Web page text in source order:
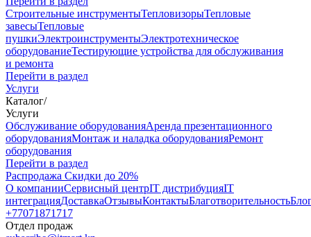
Строительные инструментыТепловизорыТепловые
завесыТепловые
пушкиЭлектроинструментыЭлектротехническое
оборудованиеТестирующие устройства для обслуживания
и ремонта
Перейти в раздел
Услуги
Каталог/
Услуги
Oбслуживание оборудованияАренда презентационного
оборудованияМонтаж и наладка оборудованияРемонт
оборудования
Перейти в раздел
Распродажа Скидки до 20%
О компанииСервисный центрIT дистрибуцияIT
интеграцияДоставкаОтзывыКонтактыБлаготворительность
+77071871717
Отдел продаж